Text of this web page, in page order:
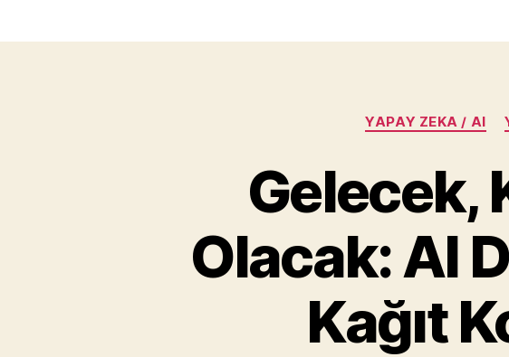
YAPAY ZEKA / AI
Gelecek,
Olacak: AI
Kağıt